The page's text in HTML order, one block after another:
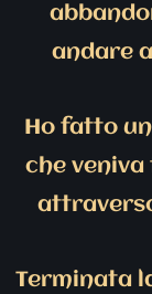
andare
Ho fatto
che
Terminata